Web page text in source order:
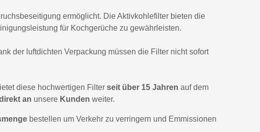
Ariston H 6F (BWN)
Ariston K20L290
Ariston K20S260
Ariston K39L90
Ariston P1942M55
Ariston P1952M90
ermöglicht. Die Aktivkohlefilter bieten die
für Kochgerüche zu gewährleisten.
der luftdichten Verpackung müssen die Filter nicht sofort
diese hochwertigen Filter seit über 15 Jahren auf dem
an unsere Kunden weiter.
bestellen um Verkehr zu verringern und Emmissionen